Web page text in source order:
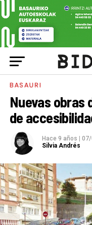
BASAURI
Nuevas obras
de
Hace 9 años
Silvia Andrés